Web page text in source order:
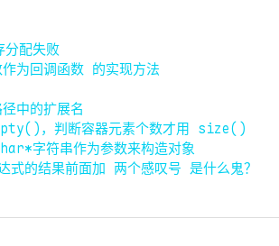
分配失败
为回调函数 的实现方法
中的扩展名
，判断容器元素个数才用 size()
字符串作为参数来构造对象
的结果前面加 两个感叹号 是什么鬼？